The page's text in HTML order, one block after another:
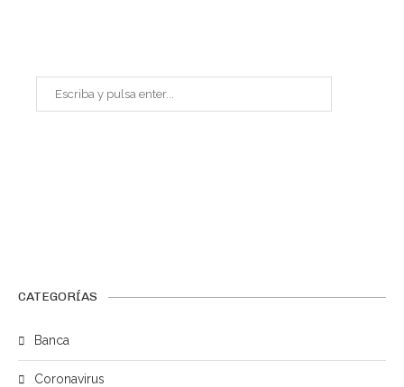
CATEGORÍAS
Banca
Coronavirus